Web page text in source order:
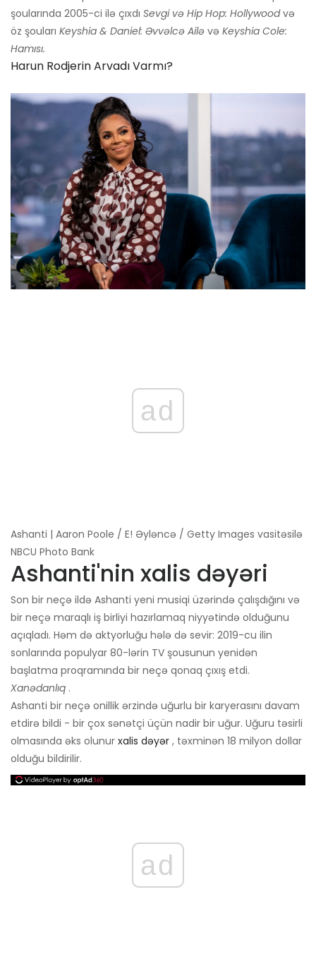
şoularında 2005-ci ilə çıxdı Sevgi və Hip Hop: Hollywoodvə
öz şouları Keyshia & Daniel: Əvvəlcə Ailə və Keyshia Cole:
Hamısı.
Harun Rodjerin Arvadı Varmı?
ad
Ashanti | Aaron Poole / E! Əyləncə / Getty Images vasitəsilə
NBCU Photo Bank
Ashanti'nin xalis dəyəri
Son bir neçə ildə Ashanti yeni musiqi üzərində çalışdığını və
bir neçə maraqlı iş birliyi hazırlamaq niyyətində olduğunu
açıqladı. Həm də aktyorluğu hələ də sevir: 2019-cu ilin
sonlarında populyar 80-lərin TV şousunun yenidən
başlatma proqramında bir neçə qonaq çıxış etdi.
Xanədanlıq .
Ashanti bir neçə onillik ərzində uğurlu bir karyerasını davam
etdirə bildi - bir çox sənətçi üçün nadir bir uğur. Uğuru təsirli
olmasında əks olunur xalis dəyər , təxminən 18 milyon dollar
olduğu bildirilir.
ad